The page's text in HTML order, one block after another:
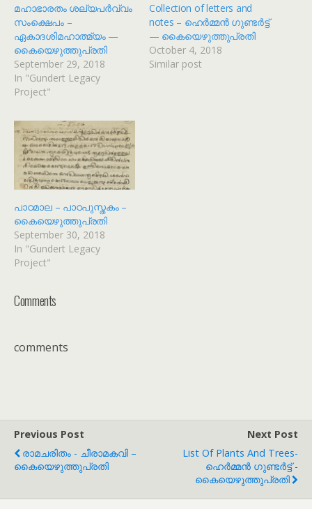
മഹാഭാരതം ശല്യപർവ്വം
സംക്ഷെപം –
ഏകാദശിമഹാത്മ്യം —
കൈയെഴുത്തുപ്രതി
September 29, 2018
In "Gundert Legacy
Project"
Collection of letters and
notes – ഹെർമ്മൻ ഗുണ്ടർട്ട്
— കൈയെഴുത്തുപ്രതി
October 4, 2018
Similar post
പാഠമാല – പാഠപുസ്തകം –
കൈയെഴുത്തുപ്രതി
September 30, 2018
In "Gundert Legacy
Project"
Comments
comments
Previous Post
രാമചരിതം - ചീരാമകവി –
കൈയെഴുത്തുപ്രതി
Next Post
List Of Plants And Trees-
ഹെർമ്മൻ ഗുണ്ടർട്ട് -
കൈയെഴുത്തുപ്രതി